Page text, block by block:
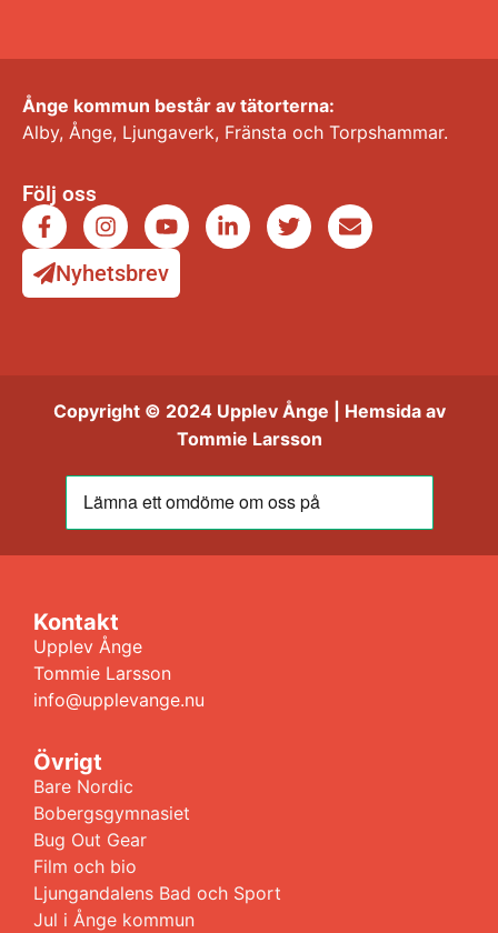
Ånge kommun består av tätorterna:
Alby, Ånge, Ljungaverk, Fränsta och Torpshammar.
Följ oss
Nyhetsbrev
Copyright © 2024 Upplev Ånge | Hemsida av
Tommie Larsson
Kontakt
Upplev Ånge
Tommie Larsson
info@upplevange.nu
Övrigt
Bare Nordic
Bobergsgymnasiet
Bug Out Gear
Film och bio
Ljungandalens Bad och Sport
Jul i Ånge kommun